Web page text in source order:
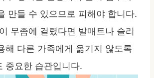
만들 수 있으므로 피해야 합니다.
무좀에 걸렸다면 발매트나 슬리
해 다른 가족에게 옮기지 않도록
중요한 습관입니다.